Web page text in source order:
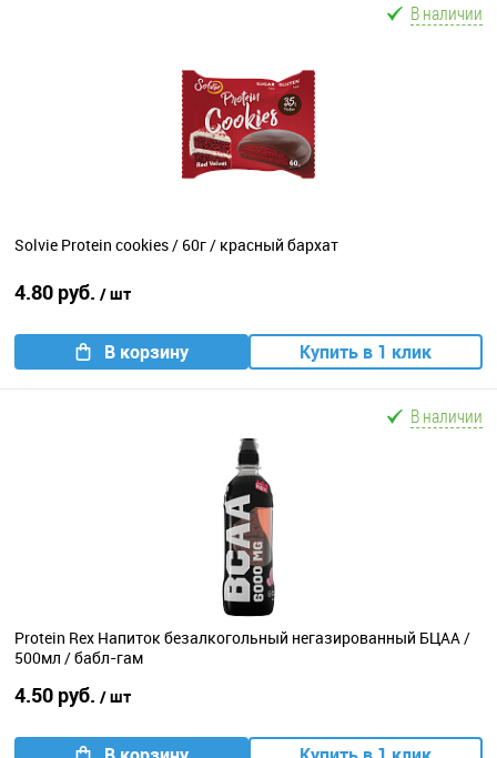
В наличии
Solvie Protein cookies / 60г / красный бархат
4.80 руб. / шт
В корзину Купить в 1 клик
В наличии
Protein Rex Напиток безалкогольный негазированный БЦАА /
500мл / бабл-гам
4.50 руб. / шт